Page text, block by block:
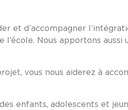
et d’accompagner
Nous apportons
vous nous aiderez à
enfants, adolescents et